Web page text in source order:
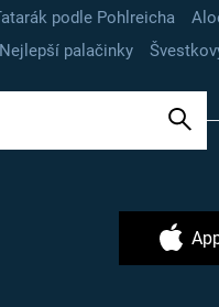
podle Pohlreicha
Nejlepší palačinky